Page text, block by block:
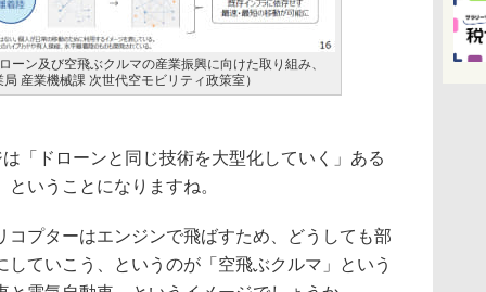
ーン及び空飛ぶクルマの産業振興に向けた取り組み、
産業機械課 次世代空モビリティ政策室）
「ドローンと同じ技術を大型化していく」ある
いうことになりますね。
プターはエンジンで飛ばすため、どうしても部
ていこう、というのが「空飛ぶクルマ」という